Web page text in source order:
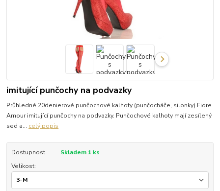
imitující punčochy na podvazky
Průhledné 20denierové punčochové kalhoty (punčocháče, silonky) Fiore
Amour imitující punčochy na podvazky. Punčochové kalhoty mají zesílený
sed a... celý popis
Dostupnost
Skladem 1 ks
Velikost: